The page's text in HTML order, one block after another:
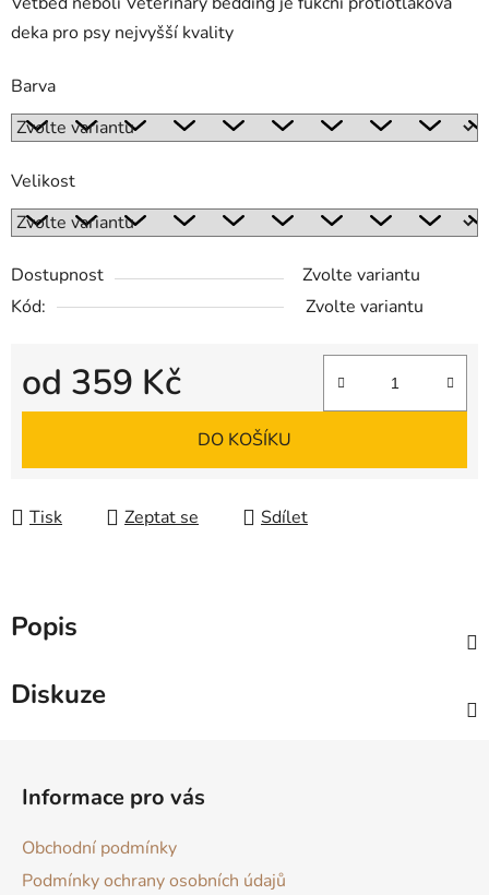
deka pro psy nejvyšší kvality
Barva
Velikost
Dostupnost
Zvolte variantu
Kód:
Zvolte variantu
od 359 Kč
Měrná cena:
DO KOŠÍKU
Tisk Zeptat se Sdílet
Popis
Diskuze
Informace pro vás
Obchodní podmínky
Podmínky ochrany osobních údajů